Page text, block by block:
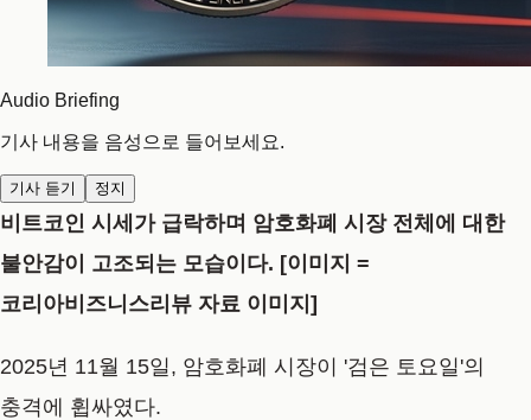
Audio Briefing
기사 내용을 음성으로 들어보세요.
기사 듣기 정지
비트코인 시세가 급락하며 암호화폐 시장 전체에 대한
불안감이 고조되는 모습이다. [이미지 =
코리아비즈니스리뷰 자료 이미지]
2025년 11월 15일, 암호화폐 시장이 '검은 토요일'의
충격에 휩싸였다.